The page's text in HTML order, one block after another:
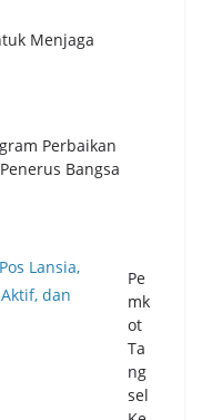
Menjaga
Perbaikan
Bangsa
Pe
mk
ot
Ta
ng
sel